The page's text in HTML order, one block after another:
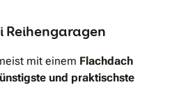
mit einem Flachdach
und praktischste